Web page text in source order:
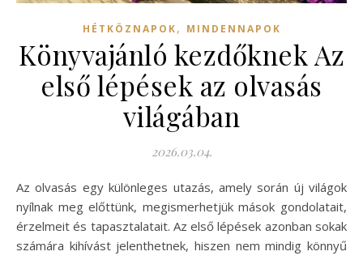
HÉTKÖZNAPOK, MINDENNAPOK
Könyvajánló kezdőknek Az
első lépések az olvasás
világában
2026.03.04.
Az olvasás egy különleges utazás, amely során új világok
nyílnak meg előttünk, megismerhetjük mások gondolatait,
érzelmeit és tapasztalatait. Az első lépések azonban sokak
számára kihívást jelenthetnek, hiszen nem mindig könnyű